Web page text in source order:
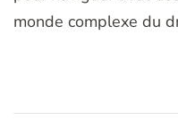
monde complexe du